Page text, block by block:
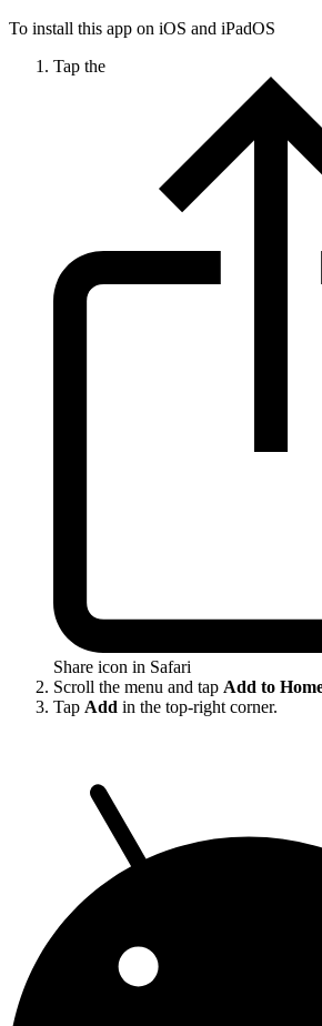
To install this app on iOS and iPadOS
Tap the
Share icon in Safari
Scroll the menu and tap Add to
Tap Add in the top-right corner.